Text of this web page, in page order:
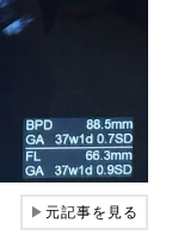
▶元記事を見る